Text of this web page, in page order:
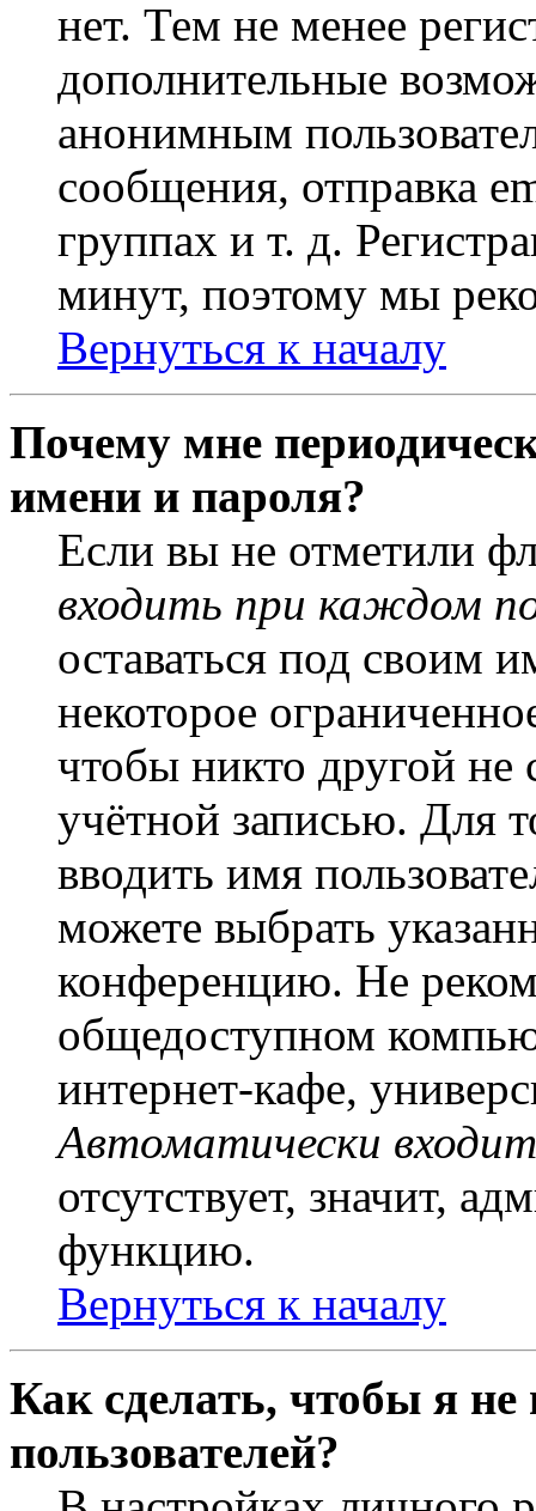
нет. Тем не менее
дополнительные
анонимным
сообщения, отправка
группах и т. д.
минут, поэтому мы
Вернуться к началу
Почему мне
имени и пароля?
Если вы не отметили
входить при каждом
оставаться под своим
некоторое
чтобы никто другой не
учётной записью. Для
вводить имя
можете выбрать
конференцию. Не
общедоступном
интернет-кафе,
Автоматически
отсутствует, значит,
функцию.
Вернуться к началу
Как сделать, чтобы я
пользователей?